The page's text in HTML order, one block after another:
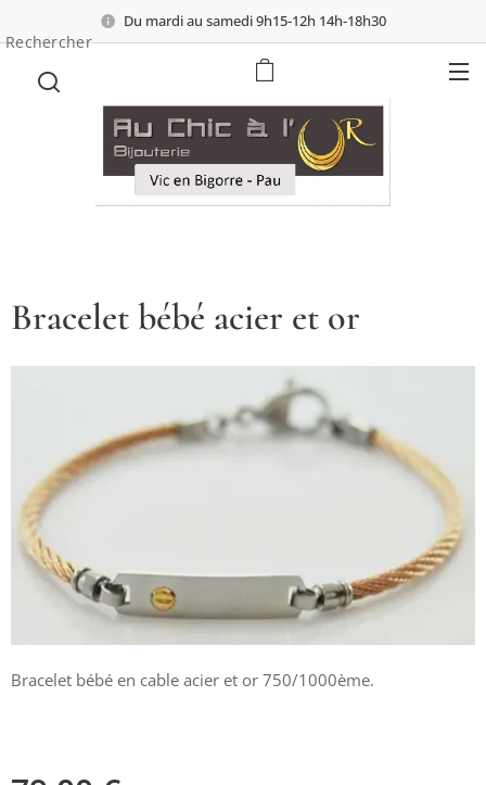
Du mardi au samedi 9h15-12h 14h-18h30
Rechercher
Bracelet bébé acier et or
Bracelet bébé en cable acier et or 750/1000ème.